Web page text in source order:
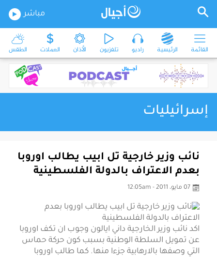
مباشر
القائمة الرئيسية راديو تلفزيون الأذان العملات الطقس
إسرائيليات
نائب وزير خارجية تل ابيب يطالب اوروبا
بعدم الاعتراف بالدولة الفلسطينية
07 مايو، 2011 - 12:05am
اكد نائب وزير الخارجية داني ايالون وجوب ان تكف اوروبا
عن تمويل السلطة الوطنية بسبب كون حركة حماس
التي وصفها بالارهابية جزءا منها. كما طالب اوروبا